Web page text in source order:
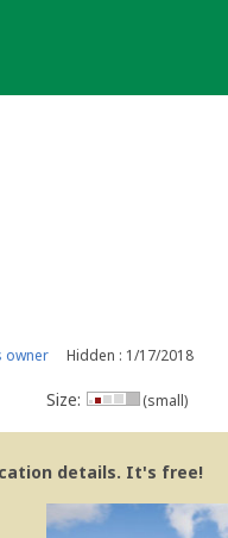
owner Hidden : 1/17/2018
Size: (small)
details. It's free!